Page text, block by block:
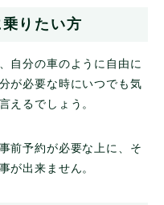
りたい方
自分の車のように自由に
が必要な時にいつでも気
えるでしょう。
前予約が必要な上に、そ
が出来ません。